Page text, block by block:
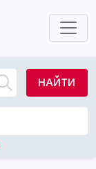
НАЙТИ